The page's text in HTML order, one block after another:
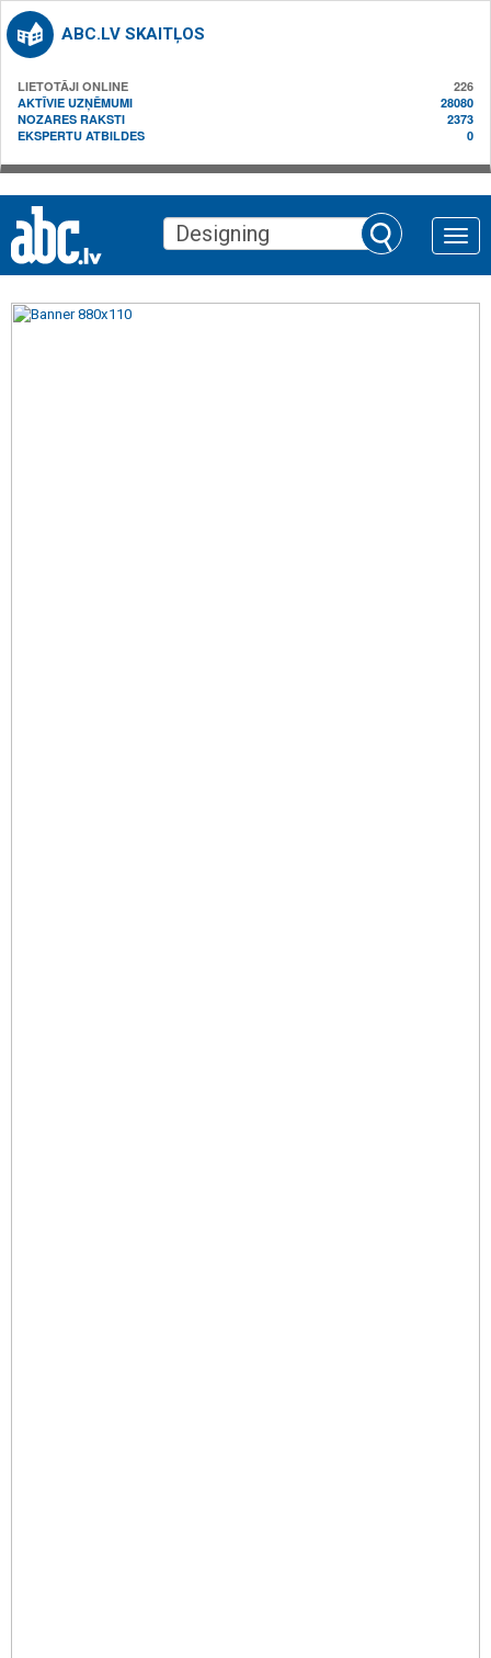
ABC.LV SKAITĻOS
LIETOTĀJI ONLINE
226
AKTĪVIE UZŅĒMUMI
28080
NOZARES RAKSTI
2373
EKSPERTU ATBILDES
0
Toggle